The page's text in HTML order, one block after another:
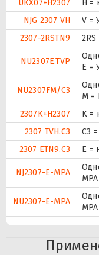
UKX07+H2307
H
NJG 2307 VH
V =
2307-2RSTN9
NU2307E.TVP
E =
NU2307FM/C3
M
2307K+H2307
K =
2307 TVH.C3
C3
2307 ETN9.C3
E =
NJ2307-E-MPA
NU2307-E-MPA